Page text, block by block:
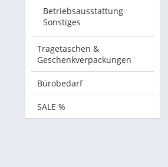
Betriebsausstattung
Sonstiges
Tragetaschen &
Geschenkverpackungen
Bürobedarf
SALE %